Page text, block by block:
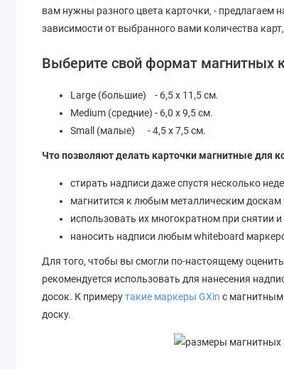
вам нужны разного цвета карточки, - предлагаем
зависимости от выбранного вами количества
Выберите свой формат магнитных
Large (большие) - 6,5 х 11,5 см.
Medium (средние) - 6,0 х 9,5 см.
Small (малые) - 4,5 х 7,5 см.
Что позволяют делать карточки магнитные для
стирать надписи даже спустя несколько
магнитится к любым металлическим доскам
использовать их многократном при снятии
наносить надписи любым whiteboard
Для того, чтобы вы смогли по-настоящему
рекомендуется использовать для нанесения
досок. К примерутакие маркеры GXin с магнитным
доску.